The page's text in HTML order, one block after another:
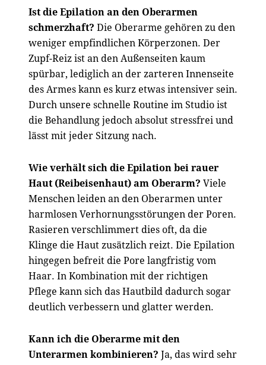
Ist die Epilation an den Oberarmen
schmerzhaft? Die Oberarme gehören zu den
weniger empfindlichen Körperzonen. Der
Zupf-Reiz ist an den Außenseiten kaum
spürbar, lediglich an der zarteren Innenseite
des Armes kann es kurz etwas intensiver sein.
Durch unsere schnelle Routine im Studio ist
die Behandlung jedoch absolut stressfrei und
lässt mit jeder Sitzung nach.
Wie verhält sich die Epilation bei rauer
Haut (Reibeisenhaut) am Oberarm? Viele
Menschen leiden an den Oberarmen unter
harmlosen Verhornungsstörungen der Poren.
Rasieren verschlimmert dies oft, da die
Klinge die Haut zusätzlich reizt. Die Epilation
hingegen befreit die Pore langfristig vom
Haar. In Kombination mit der richtigen
Pflege kann sich das Hautbild dadurch sogar
deutlich verbessern und glatter werden.
Kann ich die Oberarme mit den
Unterarmen kombinieren? Ja, das wird sehr